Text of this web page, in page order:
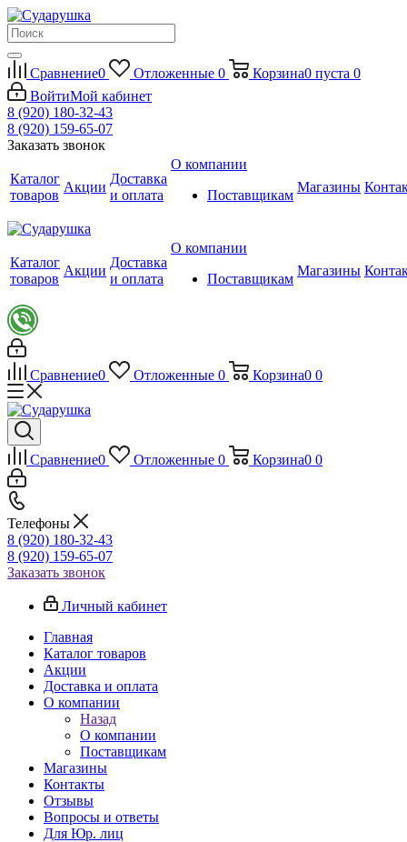
Сравнение0 Отложенные 0 Корзина0 пуста 0
ВойтиМой кабинет
8 (920) 180-32-43
8 (920) 159-65-07
Заказать звонок
Каталог
товаров
Акции
Доставка
и оплата
О компании
Поставщикам
Магазины
Каталог
товаров
Акции
Доставка
и оплата
О компании
Поставщикам
Магазины
Сравнение0 Отложенные 0 Корзина0 0
Сравнение0 Отложенные 0 Корзина0 0
Телефоны
8 (920) 180-32-43
8 (920) 159-65-07
Заказать звонок
Личный кабинет
Главная
Каталог товаров
Акции
Доставка и оплата
О компании
Назад
О компании
Поставщикам
Магазины
Контакты
Отзывы
Вопросы и ответы
Для Юр. лиц